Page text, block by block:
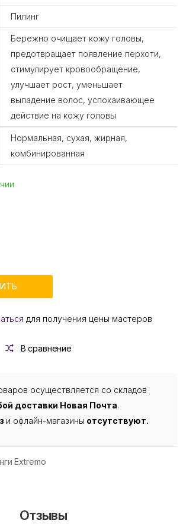
Пилинг
Бережно очищает кожу головы,
предотвращает появление перхоти,
стимулирует кровообращение,
улучшает рост, уменьшает
выпадение волос, успокаивающее
действие на кожу головы
Нормальная, сухая, жирная,
комбинированная
для получения цены мастеров
В сравнение
осуществляется со складов
доставки Новая Почта.
и офлайн-магазины отсутствуют.
Extremo
Отзывы